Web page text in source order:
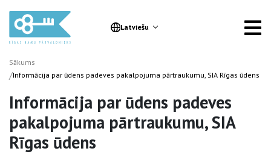
Latviešu
Sākums
/Informācija par ūdens padeves pakalpojuma pārtraukumu, SIA Rīgas ūdens
Informācija par ūdens padeves
pakalpojuma pārtraukumu, SIA
Rīgas ūdens